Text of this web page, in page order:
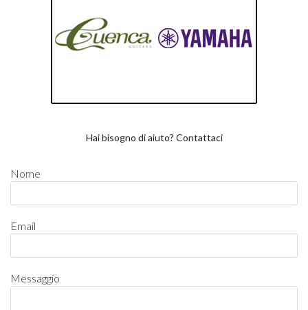
Hai bisogno di aiuto? Contattaci
Nome
Email
Messaggio